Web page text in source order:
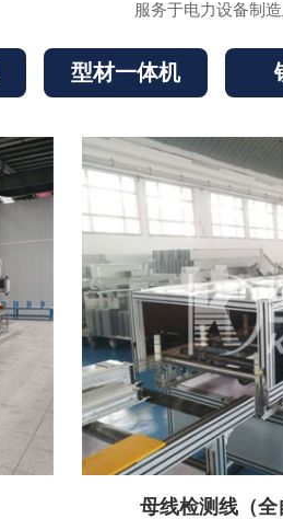
服务于电力设备制
型材一体机
母线检测线（全